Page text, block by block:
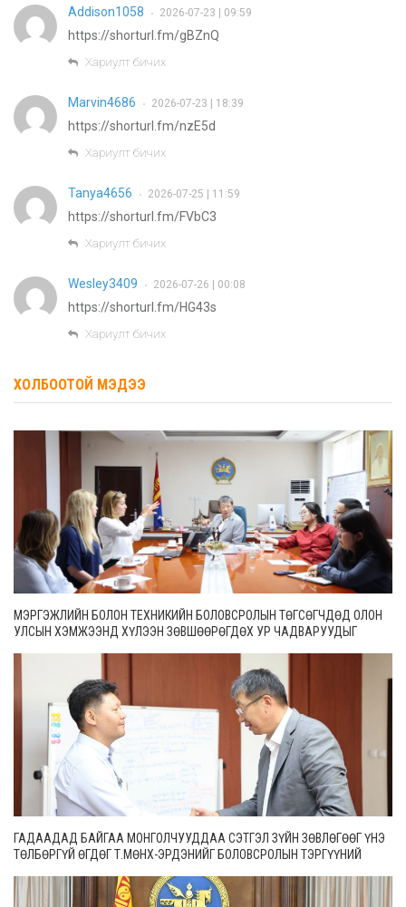
Addison1058 • 2026-07-23 | 09:59
https://shorturl.fm/gBZnQ
Хариулт бичих
Marvin4686 • 2026-07-23 | 18:39
https://shorturl.fm/nzE5d
Хариулт бичих
Tanya4656 • 2026-07-25 | 11:59
https://shorturl.fm/FVbC3
Хариулт бичих
Wesley3409 • 2026-07-26 | 00:08
https://shorturl.fm/HG43s
Хариулт бичих
ХОЛБООТОЙ МЭДЭЭ
МЭРГЭЖЛИЙН БОЛОН ТЕХНИКИЙН БОЛОВСРОЛЫН ТӨГСӨГЧДӨД ОЛОН
УЛСЫН ХЭМЖЭЭНД ХҮЛЭЭН ЗӨВШӨӨРӨГДӨХ УР ЧАДВАРУУДЫГ
ГАДААДАД БАЙГАА МОНГОЛЧУУДДАА СЭТГЭЛ ЗҮЙН ЗӨВЛӨГӨӨГ ҮНЭ
ТӨЛБӨРГҮЙ ӨГДӨГ Т.МӨНХ-ЭРДЭНИЙГ БОЛОВСРОЛЫН ТЭРГҮҮНИЙ